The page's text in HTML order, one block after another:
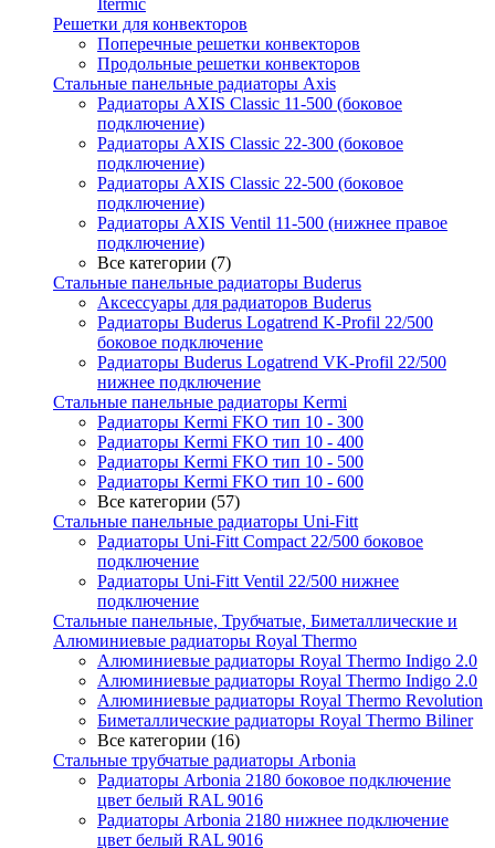
Itermic
Решетки для конвекторов
Поперечные решетки конвекторов
Продольные решетки конвекторов
Стальные панельные радиаторы Axis
Радиаторы AXIS Classic 11-500 (боковое
подключение)
Радиаторы AXIS Classic 22-300 (боковое
подключение)
Радиаторы AXIS Classic 22-500 (боковое
подключение)
Радиаторы AXIS Ventil 11-500 (нижнее правое
подключение)
Все категории (7)
Стальные панельные радиаторы Buderus
Аксессуары для радиаторов Buderus
Радиаторы Buderus Logatrend K-Profil 22/500
боковое подключение
Радиаторы Buderus Logatrend VK-Profil 22/500
нижнее подключение
Стальные панельные радиаторы Kermi
Радиаторы Kermi FKO тип 10 - 300
Радиаторы Kermi FKO тип 10 - 400
Радиаторы Kermi FKO тип 10 - 500
Радиаторы Kermi FKO тип 10 - 600
Все категории (57)
Стальные панельные радиаторы Uni-Fitt
Радиаторы Uni-Fitt Compact 22/500 боковое
подключение
Радиаторы Uni-Fitt Ventil 22/500 нижнее
подключение
Стальные панельные, Трубчатые, Биметаллические и
Алюминиевые радиаторы Royal Thermo
Алюминиевые радиаторы Royal Thermo Indigo 2.0
Алюминиевые радиаторы Royal Thermo Indigo 2.0
Алюминиевые радиаторы Royal Thermo Revolution
Биметаллические радиаторы Royal Thermo Biliner
Все категории (16)
Стальные трубчатые радиаторы Arbonia
Радиаторы Arbonia 2180 боковое подключение
цвет белый RAL 9016
Радиаторы Arbonia 2180 нижнее подключение
цвет белый RAL 9016